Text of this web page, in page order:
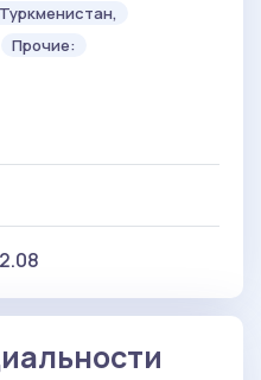
Туркменистан,
Прочие: